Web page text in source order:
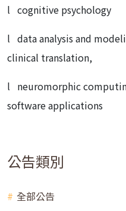
l cognitive psychology
l data analysis and
clinical translation,
l neuromorphic
software applications
公告類別
全部公告